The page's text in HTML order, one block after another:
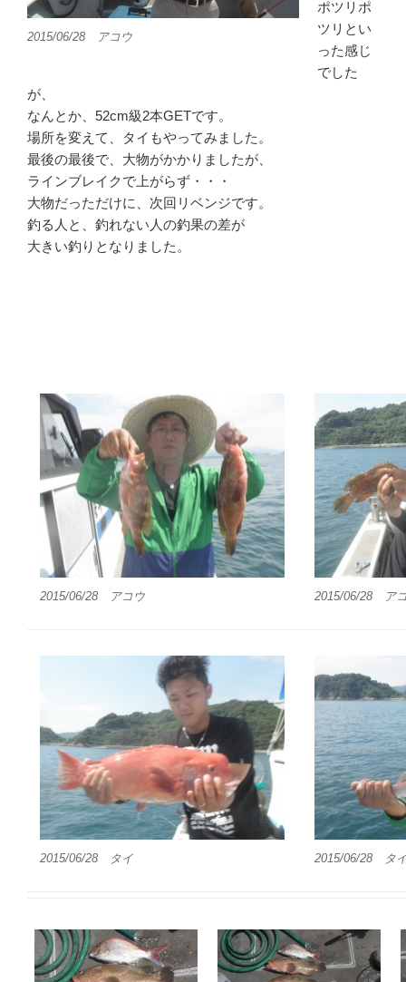
2015/06/28 アコウ
ポツリポ
ツリとい
った感じ
でした
が、
なんとか、52cm級2本GETです。
場所を変えて、タイもやってみました。
最後の最後で、大物がかかりましたが、
ラインブレイクで上がらず・・・
大物だっただけに、次回リベンジです。
釣る人と、釣れない人の釣果の差が
大きい釣りとなりました。
2015/06/28 アコウ 2015/06/28 ア
2015/06/28 タイ 2015/06/28 タ